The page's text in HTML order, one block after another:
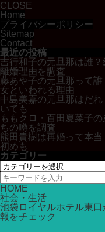
CLOSE
Home
プライバシーポリシー
Sitemap
Contact
最近の投稿
吉行和子の元旦那は誰
離婚理由を調査
藤あや子の元旦那って
女といわれる理由
中島美嘉の元旦那はだ
いても
ももクロ・百田夏菜子
ちの噂を調査
熊田貴樹は再婚って本
初めも
カテゴリー
カ
テ
ゴ
リ
ー
HOME
社会・生活
池袋ロイヤルホテル東
報をチェック